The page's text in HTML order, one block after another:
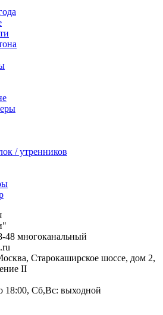
/ утренников
48 многоканальный
Старокаширское шоссе, дом 2,
II
18:00, Сб,Вс: выходной